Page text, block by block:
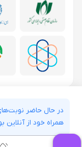
در حال حاضر
همراه خود از